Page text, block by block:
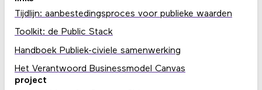
Tijdlijn: aanbestedingsproces voor publieke waarden
Toolkit: de Public Stack
Handboek Publiek-civiele samenwerking
Het Verantwoord Businessmodel Canvas
project